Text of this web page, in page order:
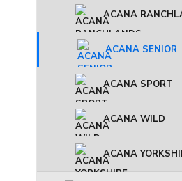
ACANA
ACANA SENIOR
ACANA SPORT
ACANA WILD
ACANA